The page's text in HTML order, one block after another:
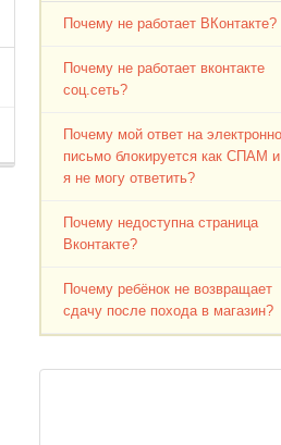
Почему не работает ВКонтакте?
Почему не работает вконтакте
соц.сеть?
Почему мой ответ на
письмо блокируется как СПАМ и
я не могу ответить?
Почему недоступна страница
Вконтакте?
Почему ребёнок не возвращает
сдачу после похода в магазин?